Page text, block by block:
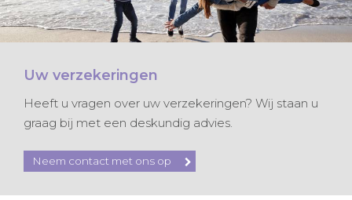
Uw verzekeringen
Heeft u vragen over uw verzekeringen? Wij staan u
graag bij met een deskundig advies.
Neem contact met ons op